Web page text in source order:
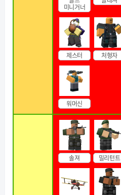
미니거너
제스터 처형자
워머신
솔져 밀리턴트